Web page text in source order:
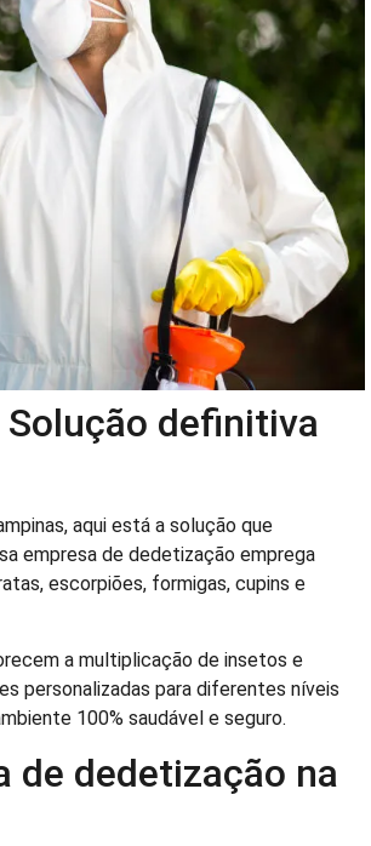
definitiva
aqui está a solução que
empresa de dedetização emprega
escorpiões, formigas, cupins e
a multiplicação de insetos e
personalizadas para diferentes níveis
100% saudável e seguro.
de dedetização na